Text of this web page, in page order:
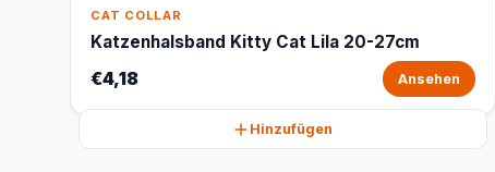
CAT COLLAR
Katzenhalsband Kitty Cat Lila 20-27cm
€4,18 Ansehen
Hinzufügen